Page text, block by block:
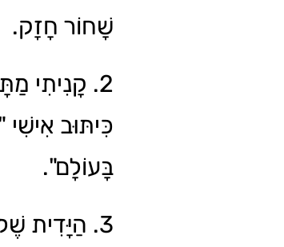
שָׁחוֹר חָזָק.
2. קָנִיתִי
כִּיתּוּב
בָּעוֹלָם".
3. הַיָּדִית